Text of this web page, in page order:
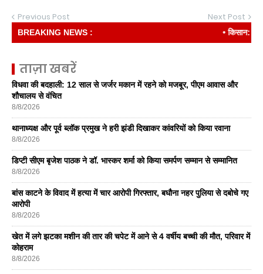
Previous Post Next Post
BREAKING NEWS : • किसान: देश की
ताज़ा खबरें
विधवा की बदहाली: 12 साल से जर्जर मकान में रहने को मजबूर, पीएम आवास और
शौचालय से वंचित
8/8/2026
थानाध्यक्ष और पूर्व ब्लॉक प्रमुख ने हरी झंडी दिखाकर कांवरियों को किया रवाना
8/8/2026
डिप्टी सीएम बृजेश पाठक ने डॉ. भास्कर शर्मा को किया समर्पण सम्मान से सम्मानित
8/8/2026
बांस काटने के विवाद में हत्या में चार आरोपी गिरफ्तार, बघौना नहर पुलिया से दबोचे गए
आरोपी
8/8/2026
खेत में लगे झटका मशीन की तार की चपेट में आने से 4 वर्षीय बच्ची की मौत, परिवार में
कोहराम
8/8/2026